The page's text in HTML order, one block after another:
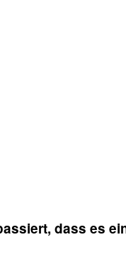
dass es